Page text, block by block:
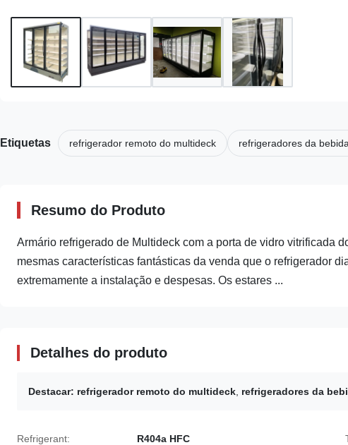
Etiquetas refrigerador remoto do multideck refrigeradores da
Resumo do Produto
Armário refrigerado de Multideck com a porta de vidro vitrificada
mesmas características fantásticas da venda que o refrigerador
extremamente a instalação e despesas. Os estares ...
Detalhes do produto
Destacar: refrigerador remoto do multideck refrigeradores da
Refrigerant: R404a HFC